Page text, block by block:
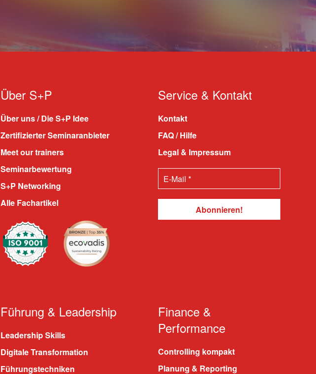
Über S+P
Über uns / Die S+P Idee
Zertifizierter Seminaranbieter
Meet our trainers
Seminarbewertung
S+P Networking
Alle Fachartikel
Service & Kontakt
Kontakt
FAQ / Hilfe
Legal & Impressum
Führung & Leadership
Leadership Skills
Digitale Transformation
Führungstechniken
Finance &
Performance
Controlling kompakt
Planung & Reporting